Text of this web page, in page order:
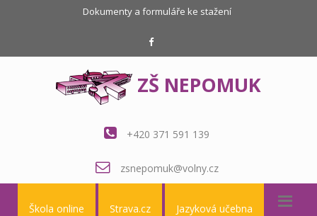
Dokumenty a formuláře ke stažení
ZŠ NEPOMUK
+420 371 591 139
zsnepomuk@volny.cz
Škola online Strava.cz Jazyková učebna